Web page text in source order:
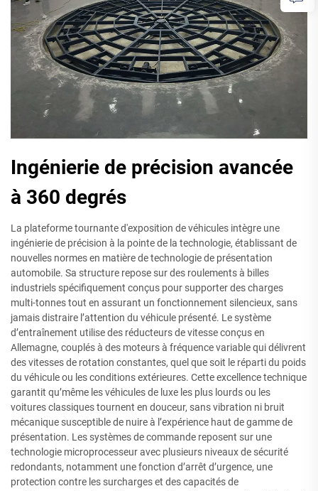
Ingénierie de précision avancée
à 360 degrés
La plateforme tournante d'exposition de véhicules intègre une
ingénierie de précision à la pointe de la technologie, établissant de
nouvelles normes en matière de technologie de présentation
automobile. Sa structure repose sur des roulements à billes
industriels spécifiquement conçus pour supporter des charges
multi-tonnes tout en assurant un fonctionnement silencieux, sans
jamais distraire l’attention du véhicule présenté. Le système
d’entraînement utilise des réducteurs de vitesse conçus en
Allemagne, couplés à des moteurs à fréquence variable qui délivrent
des vitesses de rotation constantes, quel que soit le réparti du poids
du véhicule ou les conditions extérieures. Cette excellence technique
garantit qu’même les véhicules de luxe les plus lourds ou les
voitures classiques tournent en douceur, sans vibration ni bruit
mécanique susceptible de nuire à l’expérience haut de gamme de
présentation. Les systèmes de commande reposent sur une
technologie microprocesseur avec plusieurs niveaux de sécurité
redondants, notamment une fonction d’arrêt d’urgence, une
protection contre les surcharges et des capacités de